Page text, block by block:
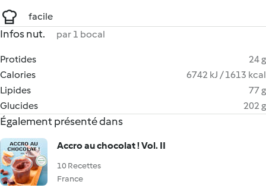
facile
Infos nut. par 1 bocal
Protides
24 g
Calories
6742 kJ / 1613 kcal
Lipides
77 g
Glucides
202 g
Également présenté dans
Accro au chocolat ! Vol. II
10 Recettes
France